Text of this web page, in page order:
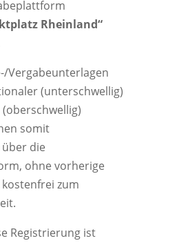
Rheinland“
Vergabeunterlagen
(unterschwellig)
somit
die
ohne vorherige
zum
Registrierung ist